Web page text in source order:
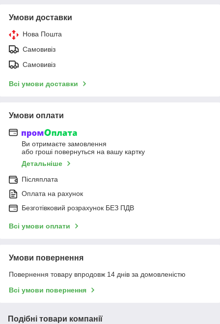
Умови доставки
Нова Пошта
Самовивіз
Самовивіз
Всі умови доставки
Умови оплати
Ви отримаєте замовлення
або гроші повернуться на вашу картку
Детальніше
Післяплата
Оплата на рахунок
Безготівковий розрахунок БЕЗ ПДВ
Всі умови оплати
Умови повернення
Повернення товару впродовж 14 днів за домовленістю
Всі умови повернення
Подібні товари компанії